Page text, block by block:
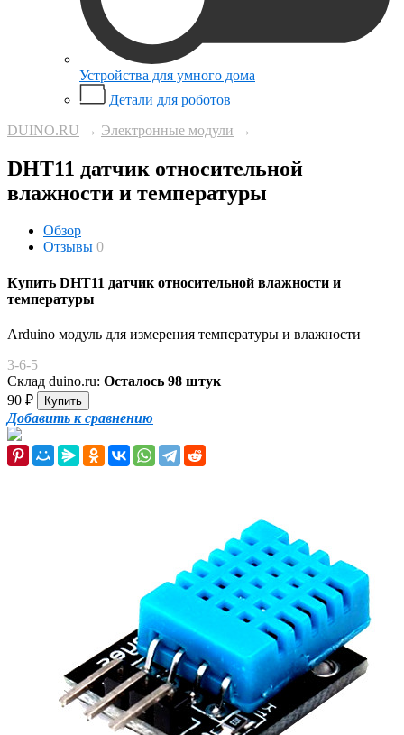
Устройства для умного дома
Детали для роботов
DUINO.RU → Электронные модули →
DHT11 датчик относительной
влажности и температуры
Обзор
Отзывы 0
Купить DHT11 датчик относительной влажности и
температуры
Arduino модуль для измерения температуры и влажности
3-6-5
Склад duino.ru: Осталось 98 штук
90 ₽
Добавить к сравнению